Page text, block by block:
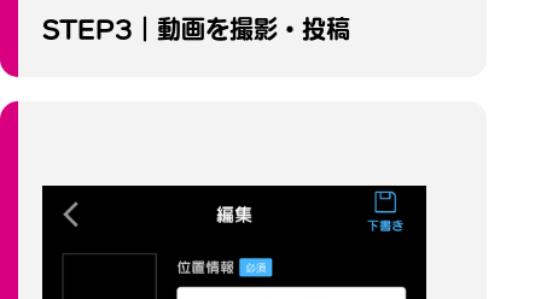
STEP3｜動画を撮影・投稿